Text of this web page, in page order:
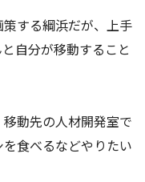
する綱浜だが、上手
自分が移動すること
動先の人材開発室で
食べるなどやりたい